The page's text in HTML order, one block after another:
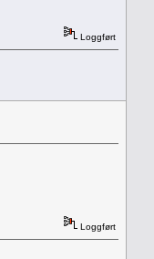
Loggført
Loggført